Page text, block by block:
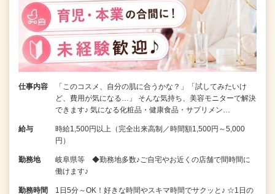
仕事内容
「このコスメ、自分の肌に合うかな？」「試してみたいけ
ど、費用が気になる…」 そんな気持ち、美容モニターで解決
できます♪ 気になる化粧品・健康食品・サプリメン…
給与
時給1,500円以上（完全出来高制／時間額1,500円～5,000
円）
勤務地
岐阜県等 ◆勤務地多数♪ご自宅やお近くの店舗で間時間に
働けます♪
勤務時間
1日5分～OK！好きな時間やスキマ時間でサクッと♪ ☆1日の